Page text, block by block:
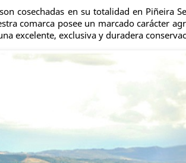
cosechadas en su totalidad en Piñeira
comarca posee un marcado carácter
excelente, exclusiva y duradera